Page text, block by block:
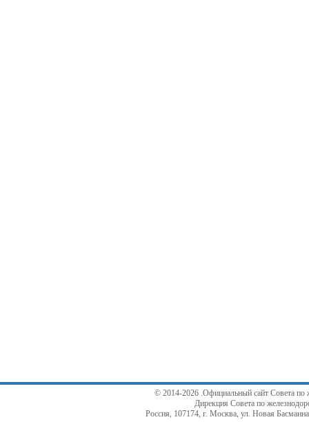
© 2014-2026 .Официальный сайт Совета по
Дирекция Совета по
Россия, 107174, г. Москва, ул. Новая